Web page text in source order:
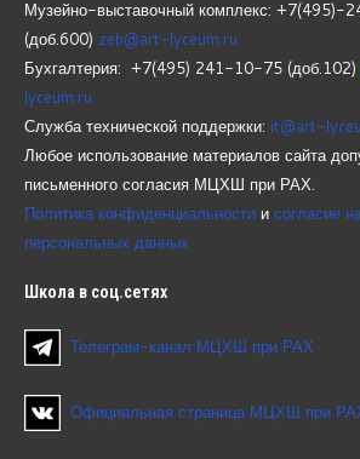
Музейно-выставочный комплекс:
(доб.600) zeb@art-lyceum.ru
Бухгалтерия: +7(495) 241-10-75 (доб.102)
lyceum.ru
Служба технической поддержки: it@art-
Любое использование материалов сайта
письменного согласия МЦХШ при РАХ.
Политика конфиденциальности и согласие
персональных данных
Школа в соц.сетях
Телеграм-канал МЦХШ при РАХ
Официальная страница МЦХШ при